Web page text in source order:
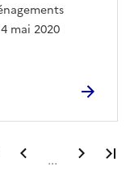
mai 2020
Première page
Page
...